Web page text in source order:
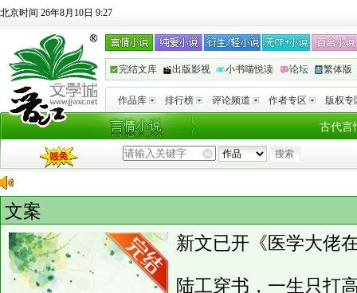
北京时间 26年8月10日 9:27
完结文库 出版影视 小书喵悦读 论坛 繁体版
作品库 排行榜 评论频道 作者专区 版权专
古代言
文案
新文已开《医学大佬
陆工穿书，一生只打